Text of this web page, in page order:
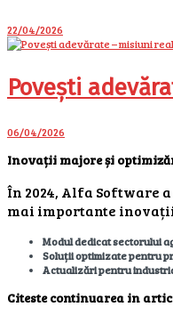
22/04/2026
Povești
06/04/2026
Inovații majore și
În 2024, Alfa Software
mai importante inovații
Modul dedicat sectorului
Soluții optimizate pentru
Actualizări pentru
Citeste continuarea in